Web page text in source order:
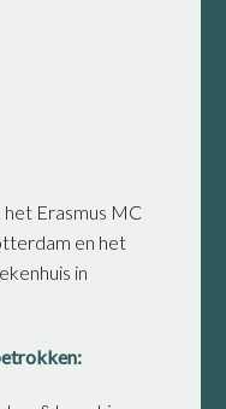
Erasmus MC
en het
in